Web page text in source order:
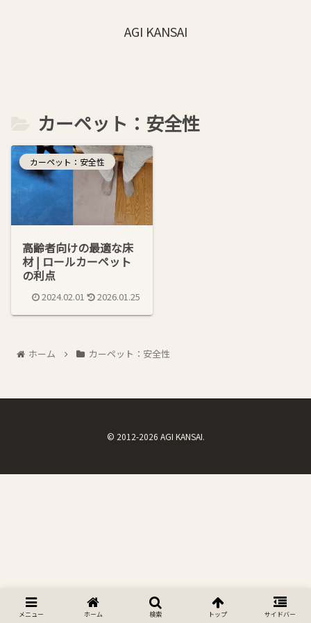
AGI KANSAI
カーペット：安全性
カーペット：安全性
高齢者向けの最適な床
材 | ロールカーペット
の利点
2024.02.01 2026.01.25
ホーム カーペット：安全性
© 2012-2026 AGI KANSAI.
メニュー ホーム 検索 トップ サイドバー